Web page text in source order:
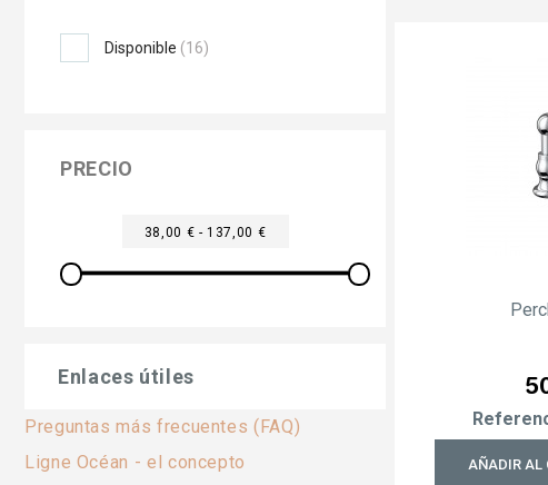
Disponible (16)
PRECIO
38,00 € - 137,00 €
Enlaces útiles
Preguntas más frecuentes (FAQ)
Ligne Océan - el concepto
AÑADIR AL